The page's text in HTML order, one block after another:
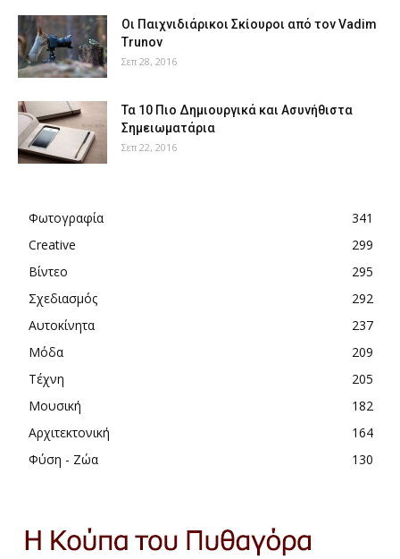
Οι Παιχνιδιάρικοι Σκίουροι από τον Vadim
Trunov
Σεπ 28, 2016
Τα 10 Πιο Δημιουργικά και Ασυνήθιστα
Σημειωματάρια
Σεπ 22, 2016
Φωτογραφία
341
Creative
299
Βίντεο
295
Σχεδιασμός
292
Αυτοκίνητα
237
Μόδα
209
Τέχνη
205
Μουσική
182
Αρχιτεκτονική
164
Φύση - Ζώα
130